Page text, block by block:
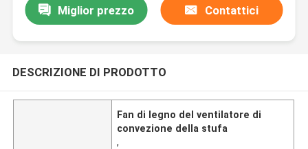
Miglior prezzo Contattici
DESCRIZIONE DI PRODOTTO
Fan di legno del ventilatore di
convezione della stufa
,